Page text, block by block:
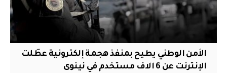
الأمن الوطني يطيح بمنفذ هجمة إلكترونية عطّلت
الإنترنت عن 6 الاف مستخدم في نينوى